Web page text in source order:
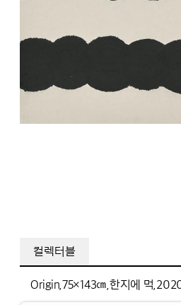
컬렉터블
Origin,75×143㎝, 한지에 먹,